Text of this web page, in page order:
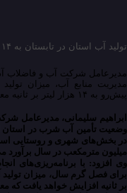
تولید آب استان در تابستان به ۱۴ هزار لیتر بر ثانیه افزایش می‌یابد
مدیرعامل شرکت آب و فاضلاب
مدیریت منابع آب، میزان
پیش‌رو به ۱۴ هزار لیتر بر ثانیه معادل ۴۷۵ میلیون مترمکعب در سال خواهد رسید.
ابراهیم سلیمانی، مدیرعامل
وضعیت تأمین آب شرب در استان
میلیون مترمکعب در سال برآورد
وی افزود: با برنامه‌ریزی‌های
بر ثانیه افزایش خواهد یافت که معادل ۴۷۵ میلیون مترمکعب در